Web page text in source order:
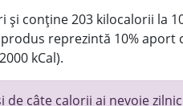
și conține 203 kilocalorii la
reprezintă 10% aport
kCal).
de câte calorii ai nevoie